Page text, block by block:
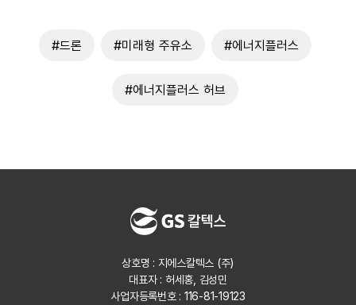
#드론 #미래형 주유소 #에너지플러스
#에너지플러스 허브
상호명 : 지에스칼텍스 (주)
대표자 : 허세홍, 김성민
사업자등록번호 : 116-81-19123